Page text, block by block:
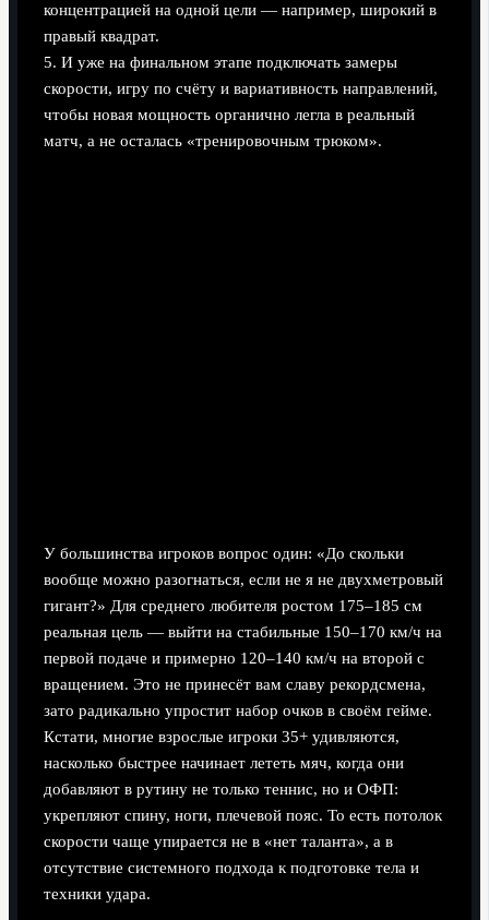
концентрацией на одной цели — например, широкий в
правый квадрат.
5. И уже на финальном этапе подключать замеры
скорости, игру по счёту и вариативность направлений,
чтобы новая мощность органично легла в реальный
матч, а не осталась «тренировочным трюком».
У большинства игроков вопрос один: «До скольки
вообще можно разогнаться, если не я не двухметровый
гигант?» Для среднего любителя ростом 175–185 см
реальная цель — выйти на стабильные 150–170 км/ч на
первой подаче и примерно 120–140 км/ч на второй с
вращением. Это не принесёт вам славу рекордсмена,
зато радикально упростит набор очков в своём гейме.
Кстати, многие взрослые игроки 35+ удивляются,
насколько быстрее начинает лететь мяч, когда они
добавляют в рутину не только теннис, но и ОФП:
укрепляют спину, ноги, плечевой пояс. То есть потолок
скорости чаще упирается не в «нет таланта», а в
отсутствие системного подхода к подготовке тела и
техники удара.